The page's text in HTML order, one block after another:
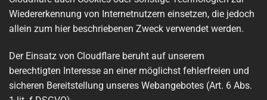
Wiedererkennung von Internetnutzern einsetzen, die jedoch
allein zum hier beschriebenen Zweck verwendet werden.
Der Einsatz von Cloudflare beruht auf unserem
berechtigten Interesse an einer möglichst fehlerfreien und
sicheren Bereitstellung unseres Webangebotes (Art. 6 Abs.